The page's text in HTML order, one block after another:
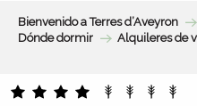
Bienvenido a Terres d’Aveyron
Dónde dormir
Alquileres de